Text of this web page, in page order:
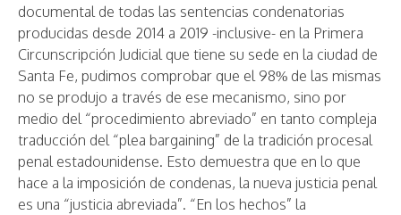
documental de todas las sentencias condenatorias
producidas desde 2014 a 2019 -inclusive- en la Primera
Circunscripción Judicial que tiene su sede en la ciudad de
Santa Fe, pudimos comprobar que el 98% de las mismas
no se produjo a través de ese mecanismo, sino por
medio del “procedimiento abreviado” en tanto compleja
traducción del “plea bargaining” de la tradición procesal
penal estadounidense. Esto demuestra que en lo que
hace a la imposición de condenas, la nueva justicia penal
es una “justicia abreviada”. “En los hechos” la